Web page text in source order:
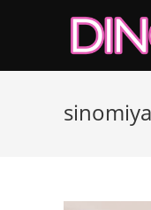
ン